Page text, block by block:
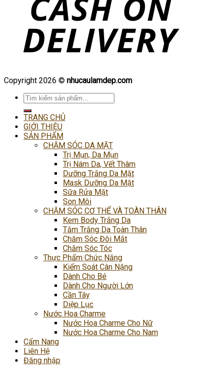
Copyright 2026 © nhucaulamdep.com
Tìm
kiếm:
TRANG CHỦ
GIỚI THIỆU
SẢN PHẨM
CHĂM SÓC DA MẶT
Trị Mụn, Da Mụn
Trị Nám Da, Vết Thâm
Dưỡng Trắng Da Mặt
Mask Dưỡng Da Mặt
Sữa Rửa Mặt
Son Môi
CHĂM SÓC CƠ THỂ VÀ TOÀN THÂN
Kem Body Trắng Da
Tắm Trắng Da Toàn Thân
Chăm Sóc Đôi Mắt
Chăm Sóc Tóc
Thực Phẩm Chức Năng
Kiểm Soát Cân Nặng
Dành Cho Bé
Dành Cho Người Lớn
Cần Tây
Diệp Lục
Nước Hoa Charme
Nước Hoa Charme Cho Nữ
Nước Hoa Charme Cho Nam
Cẩm Nang
Liên Hệ
Đăng nhập